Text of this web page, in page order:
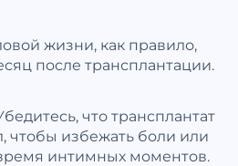
жизни, как правило,
после трансплантации.
что трансплантат
чтобы избежать боли или
интимных моментов.